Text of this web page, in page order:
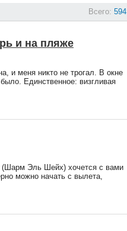
Всего: 594
и на пляже
и меня никто не трогал. В окне
Единственное: визгливая
(Шарм Эль Шейх) хочется с вами
можно начать с вылета,